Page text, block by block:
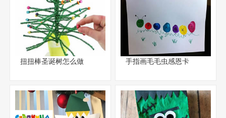
扭扭棒圣诞树怎么做 手指画毛毛虫感恩卡